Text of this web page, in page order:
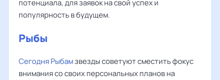
потенциала, для заявок на свой успех и
популярность в будущем.
Рыбы
Сегодня Рыбамзвезды советуют сместить фокус
внимания со своих персональных планов на